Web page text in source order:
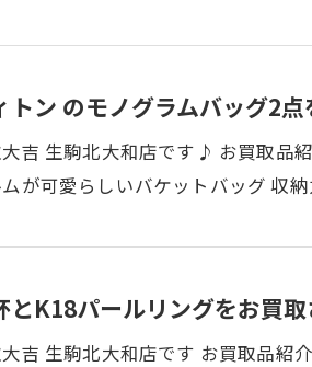
トン のモノグラムバッグ2
吉 生駒北大和店です♪ お買取品
ムが可愛らしいバケットバッグ 収
とK18パールリングをお買
吉 生駒北大和店です お買取品紹